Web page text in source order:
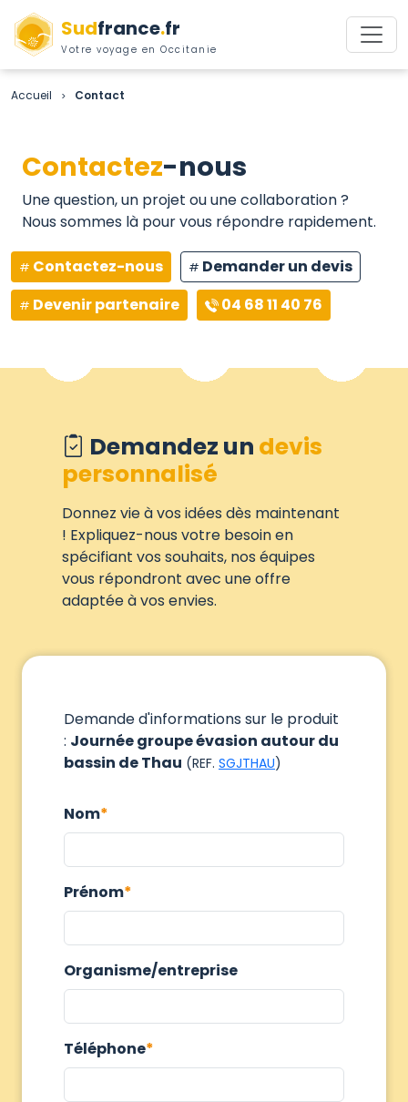
Sudfrance.fr
Votre voyage en Occitanie
Accueil > Contact
Contactez-nous
Une question, un projet ou une collaboration ?
Nous sommes là pour vous répondre rapidement.
Contactez-nous
Demander un devis
Devenir partenaire
04 68 11 40 76
Demandez un devis
personnalisé
Donnez vie à vos idées dès maintenant
! Expliquez-nous votre besoin en
spécifiant vos souhaits, nos équipes
vous répondront avec une offre
adaptée à vos envies.
Demande d'informations sur le produit
: Journée groupe évasion autour du
bassin de Thau (REF. SGJTHAU)
Nom
Prénom
Organisme/entreprise
Téléphone